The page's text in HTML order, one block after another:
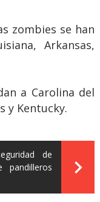
zombies se han
Arkansas,
a Carolina del
y Kentucky.
de
pandilleros